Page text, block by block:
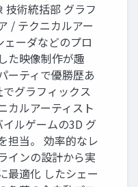
技術統括部 グラフ
/ テクニカルアー
ェーダなどのプロ
た映像制作が趣
ーティで優勝歴あ
グラフィックス
カルアーティスト
ルゲームの3D グ
担当。 効率的なレ
インの設計から実
最適化 したシェー